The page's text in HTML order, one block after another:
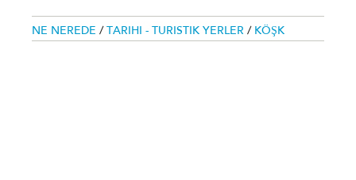
NE NEREDE / TARIHI - TURISTIK YERLER / KÖŞK